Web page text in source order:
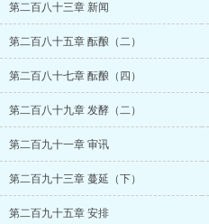
第二百八十三章 新闻
第二百八十五章 酝酿（二）
第二百八十七章 酝酿（四）
第二百八十九章 发酵（二）
第二百九十一章 审讯
第二百九十三章 蔓延（下）
第二百九十五章 安排